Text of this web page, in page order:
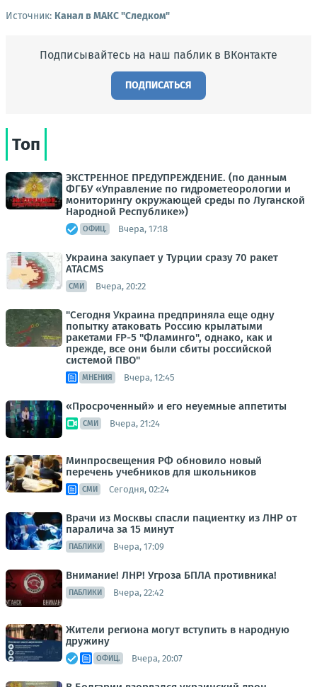
Источник: Канал в МАКС "Следком"
Подписывайтесь на наш паблик в ВКонтакте
ПОДПИСАТЬСЯ
Топ
ЭКСТРЕННОЕ ПРЕДУПРЕЖДЕНИЕ. (по данным
ФГБУ «Управление по гидрометеорологии и
мониторингу окружающей среды по Луганской
Народной Республике»)
ОФИЦ. Вчера, 17:18
Украина закупает у Турции сразу 70 ракет
ATACMS
СМИ Вчера, 20:22
"Сегодня Украина предприняла еще одну
попытку атаковать Россию крылатыми
ракетами FP-5 "Фламинго", однако, как и
прежде, все они были сбиты российской
системой ПВО"
МНЕНИЯ Вчера, 12:45
«Просроченный» и его неуемные аппетиты
СМИ Вчера, 21:24
Минпросвещения РФ обновило новый
перечень учебников для школьников
СМИ Сегодня, 02:24
Врачи из Москвы спасли пациентку из ЛНР от
паралича за 15 минут
ПАБЛИКИ Вчера, 17:09
Внимание! ЛНР! Угроза БПЛА противника!
ПАБЛИКИ Вчера, 22:42
Жители региона могут вступить в народную
дружину
ОФИЦ. Вчера, 20:07